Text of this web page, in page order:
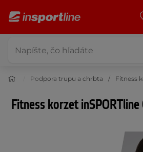
Podpora trupu a chrbta Fitness
Fitness korzet inSPORTline